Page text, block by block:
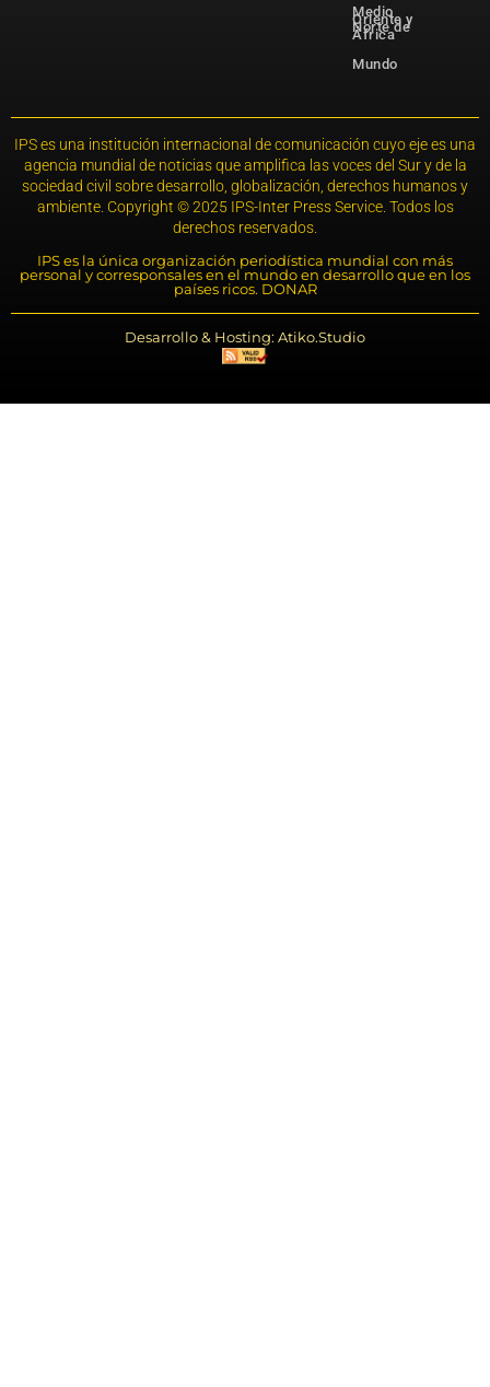
Medio
Oriente y
Norte de
África
Mundo
IPS es una institución internacional de comunicación cuyo eje es una
agencia mundial de noticias que amplifica las voces del Sur y de la
sociedad civil sobre desarrollo, globalización, derechos humanos y
ambiente. Copyright © 2025 IPS-Inter Press Service. Todos los
derechos reservados.
IPS es la única organización periodística mundial con más
personal y corresponsales en el mundo en desarrollo que en los
países ricos. DONAR
Desarrollo & Hosting: Atiko.Studio